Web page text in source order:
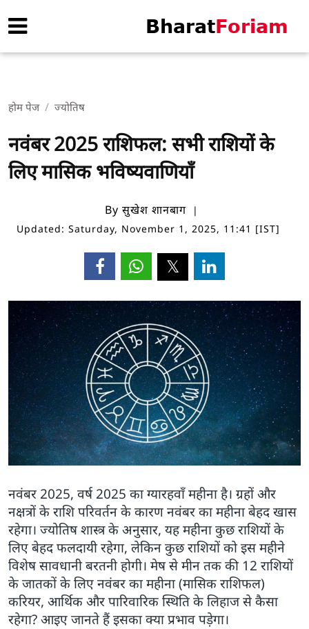
होम पेज ज्योतिष
नवंबर 2025 राशिफल: सभी राशियों के
लिए मासिक भविष्यवाणियाँ
By सुखेश शानबाग
Updated: Saturday, November 1, 2025, 11:41 [IST]
नवंबर 2025, वर्ष 2025 का ग्यारहवाँ महीना है। ग्रहों और
नक्षत्रों के राशि परिवर्तन के कारण नवंबर का महीना बेहद खास
रहेगा। ज्योतिष शास्त्र के अनुसार, यह महीना कुछ राशियों के
लिए बेहद फलदायी रहेगा, लेकिन कुछ राशियों को इस महीने
विशेष सावधानी बरतनी होगी। मेष से मीन तक की 12 राशियों
के जातकों के लिए नवंबर का महीना (मासिक राशिफल)
करियर, आर्थिक और पारिवारिक स्थिति के लिहाज से कैसा
रहेगा? आइए जानते हैं इसका क्या प्रभाव पड़ेगा।